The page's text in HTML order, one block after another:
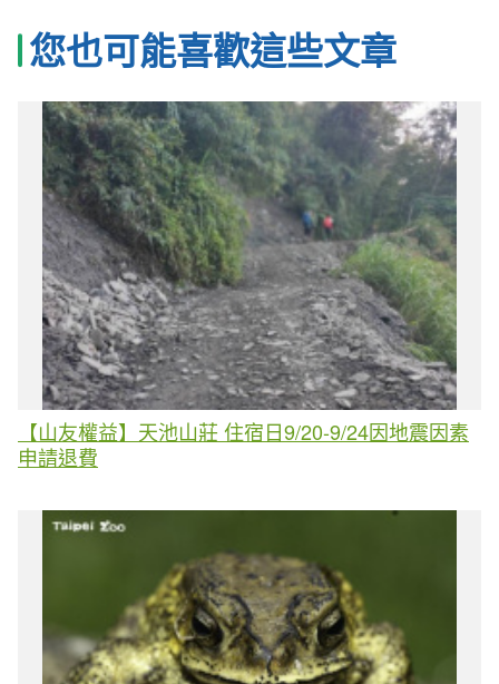
您也可能喜歡這些文章
【山友權益】天池山莊 住宿日9/20-9/24因地震因素
申請退費